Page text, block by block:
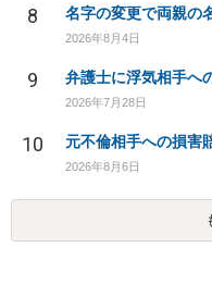
8 名字の変更で両親の
2026年8月4日
9 弁護士に浮気相手へ
2026年7月28日
10 元不倫相手への損害
2026年8月6日